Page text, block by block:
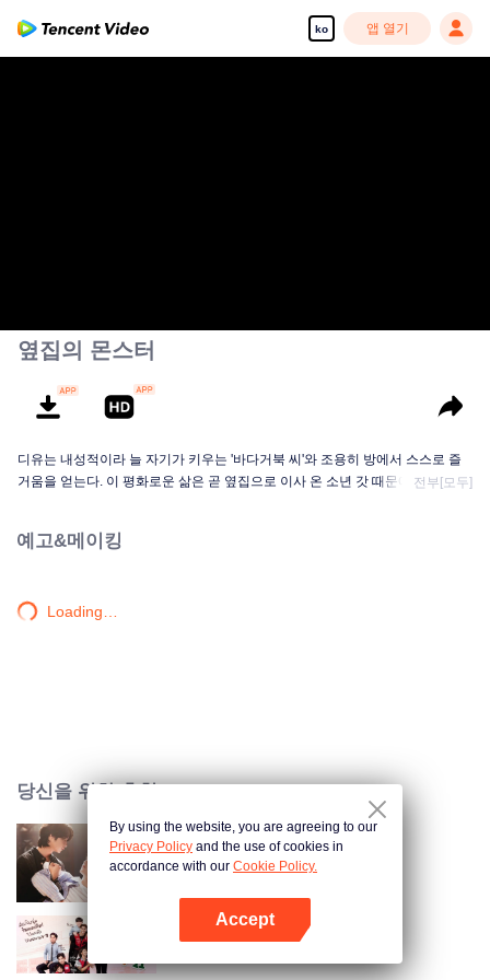
ko 앱 열기
옆집의 몬스터
디유는 내성적이라 늘 자기가 키우는 '바다거북 씨'와 조용히 방에서 스스로 즐
거움을 얻는다. 이 평화로운 삶은 곧 옆집으로 이사 온 소년 갓 때문에 깨지게 된
아?! 성격이 정반대인 두 사람 사이에 어떻게 완벽한 사랑이 이루어질까?
전부[모두]
예고&메이킹
Loading…
당신을 위한 추천
꿈에서 만났던 그대
By using the website, you are agreeing to our
Privacy Policy and the use of cookies in
accordance with our Cookie Policy.
Accept